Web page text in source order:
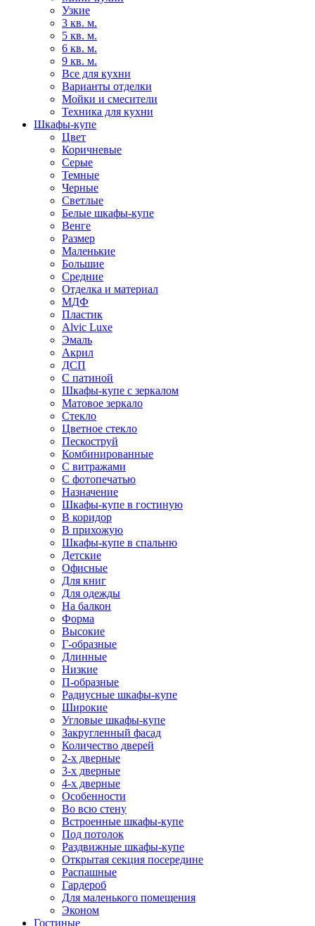
Узкие
3 кв. м.
5 кв. м.
6 кв. м.
9 кв. м.
Все для кухни
Варианты отделки
Мойки и смесители
Техника для кухни
Шкафы-купе
Цвет
Коричневые
Серые
Темные
Черные
Светлые
Белые шкафы-купе
Венге
Размер
Маленькие
Большие
Средние
Отделка и материал
МДФ
Пластик
Alvic Luxe
Эмаль
Акрил
ДСП
С патиной
Шкафы-купе с зеркалом
Матовое зеркало
Стекло
Цветное стекло
Пескоструй
Комбинированные
С витражами
С фотопечатью
Назначение
Шкафы-купе в гостиную
В коридор
В прихожую
Шкафы-купе в спальню
Детские
Офисные
Для книг
Для одежды
На балкон
Форма
Высокие
Г-образные
Длинные
Низкие
П-образные
Радиусные шкафы-купе
Широкие
Угловые шкафы-купе
Закругленный фасад
Количество дверей
2-х дверные
3-х дверные
4-х дверные
Особенности
Во всю стену
Встроенные шкафы-купе
Под потолок
Раздвижные шкафы-купе
Открытая секция посередине
Распашные
Гардероб
Для маленького помещения
Эконом
Гостиные